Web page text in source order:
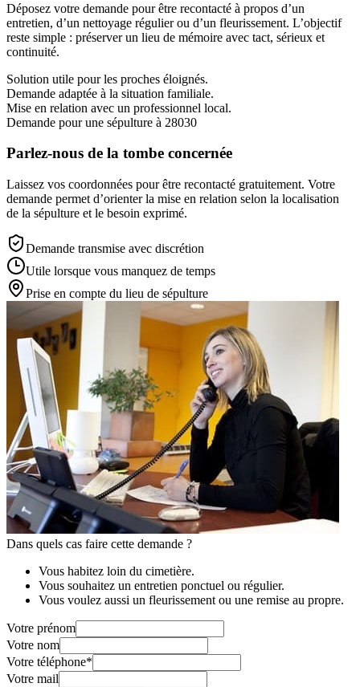
Déposez votre demande pour être recontacté à propos d’un
entretien, d’un nettoyage régulier ou d’un fleurissement. L’objectif
reste simple : préserver un lieu de mémoire avec tact, sérieux et
continuité.
Solution utile pour les proches éloignés.
Demande adaptée à la situation familiale.
Mise en relation avec un professionnel local.
Demande pour une sépulture à 28030
Parlez-nous de la tombe concernée
Laissez vos coordonnées pour être recontacté gratuitement. Votre
demande permet d’orienter la mise en relation selon la localisation
de la sépulture et le besoin exprimé.
Demande transmise avec discrétion
Utile lorsque vous manquez de temps
Prise en compte du lieu de sépulture
Dans quels cas faire cette demande ?
Vous habitez loin du cimetière.
Vous souhaitez un entretien ponctuel ou régulier.
Vous voulez aussi un fleurissement ou une remise au propre.
Votre prénom
Votre nom
Votre téléphone*
Votre mail